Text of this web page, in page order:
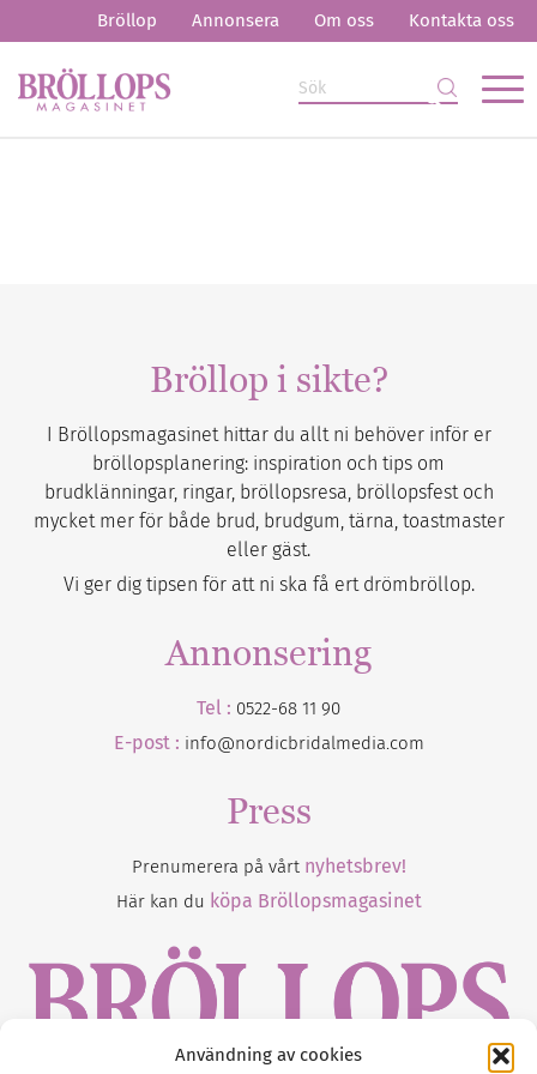
Användning av cookies
Bröllop Annonsera Om oss Kontakta oss
Bröllop i sikte?
I Bröllopsmagasinet hittar du allt ni behöver inför er
bröllopsplanering: inspiration och tips om
brudklänningar, ringar, bröllopsresa, bröllopsfest och
mycket mer för både brud, brudgum, tärna, toastmaster
eller gäst.
Vi ger dig tipsen för att ni ska få ert drömbröllop.
Annonsering
Tel : 0522-68 11 90
E-post : info@nordicbridalmedia.com
Press
Prenumerera på vårt nyhetsbrev!
Här kan du köpa Bröllopsmagasinet